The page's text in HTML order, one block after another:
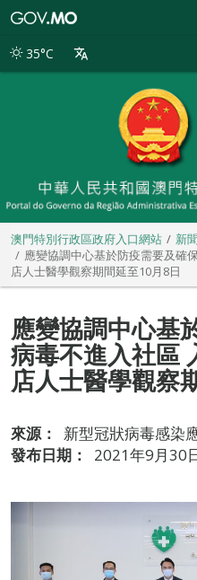
別
35°C
澳門特別行政區政府入口網站
新
應變協調中心基於防疫需要及確
店人士醫學觀察期間延至10月8日
應變協調中心基
病毒不進入社區
店人士醫學觀察
來源：
新型冠狀病毒感染
發布日期：
2021年9月30